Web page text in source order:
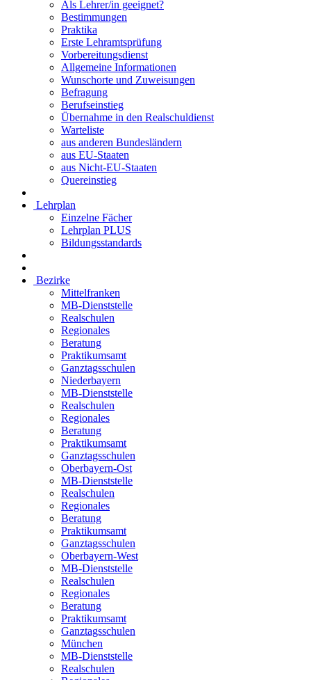
Als Lehrer/in geeignet?
Bestimmungen
Praktika
Erste Lehramtsprüfung
Vorbereitungsdienst
Allgemeine Informationen
Wunschorte und Zuweisungen
Befragung
Berufseinstieg
Übernahme in den Realschuldienst
Warteliste
aus anderen Bundesländern
aus EU-Staaten
aus Nicht-EU-Staaten
Quereinstieg
Lehrplan
Einzelne Fächer
Lehrplan PLUS
Bildungsstandards
Bezirke
Mittelfranken
MB-Dienststelle
Realschulen
Regionales
Beratung
Praktikumsamt
Ganztagsschulen
Niederbayern
MB-Dienststelle
Realschulen
Regionales
Beratung
Praktikumsamt
Ganztagsschulen
Oberbayern-Ost
MB-Dienststelle
Realschulen
Regionales
Beratung
Praktikumsamt
Ganztagsschulen
Oberbayern-West
MB-Dienststelle
Realschulen
Regionales
Beratung
Praktikumsamt
Ganztagsschulen
München
MB-Dienststelle
Realschulen